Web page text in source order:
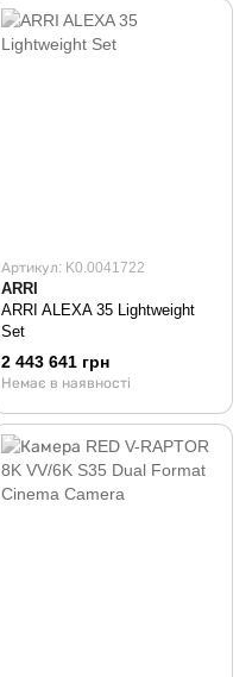
Артикул: K0.0041722
ARRI
ARRI ALEXA 35 Lightweight
Set
2 443 641 грн
Немає в наявності